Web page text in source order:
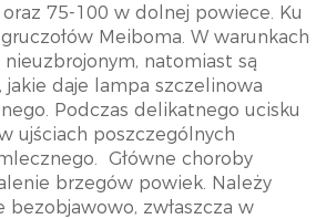
75-100 w dolnej powiece. Ku
Meiboma. W warunkach
natomiast są
daje lampa szczelinowa
Podczas delikatnego ucisku
ujściach poszczególnych
Główne choroby
brzegów powiek. Należy
zwłaszcza w